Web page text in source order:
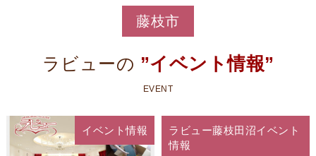
藤枝市
ラビューの ”イベント情報”
EVENT
イベント情報
ラビュー藤枝田沼イベント
情報